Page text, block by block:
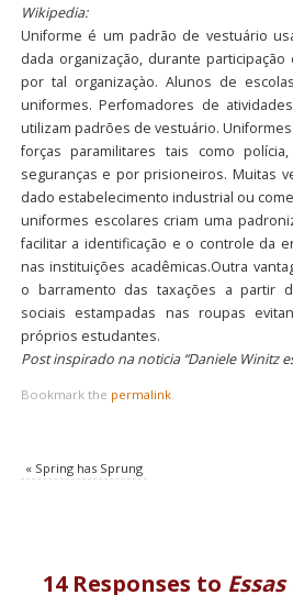
Wikipedia:
Uniforme é um padrão de vestuário
dada organização, durante
por tal organizaçào. Alunos de
uniformes. Perfomadores de
utilizam padrões de vestuário.
forças paramilitares tais como
seguranças e por prisioneiros. Muitas
dado estabelecimento industrial ou
uniformes escolares criam uma
facilitar a identificação e o controle da
nas instituições acadêmicas.Outra
o barramento das taxações a partir
sociais estampadas nas roupas
próprios estudantes.
Post inspirado na noticia “Daniele Winitz
Bookmark the permalink.
«Spring has Sprung
14 Responses to